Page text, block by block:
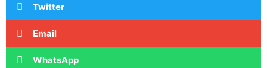
Twitter
Email
WhatsApp